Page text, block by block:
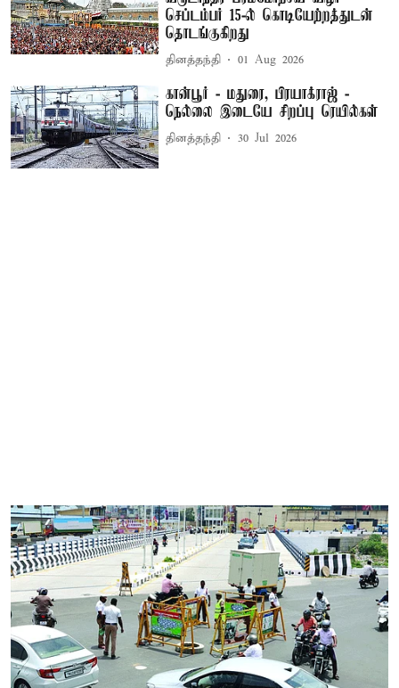
செப்டம்பர் 15-ல் கொடியேற்றத்துடன்
தொடங்குகிறது
தினத்தந்தி 01 Aug 2026
கான்பூர் - மதுரை, பிரயாக்ராஜ் -
நெல்லை இடையே சிறப்பு ரெயில்கள்
தினத்தந்தி 30 Jul 2026